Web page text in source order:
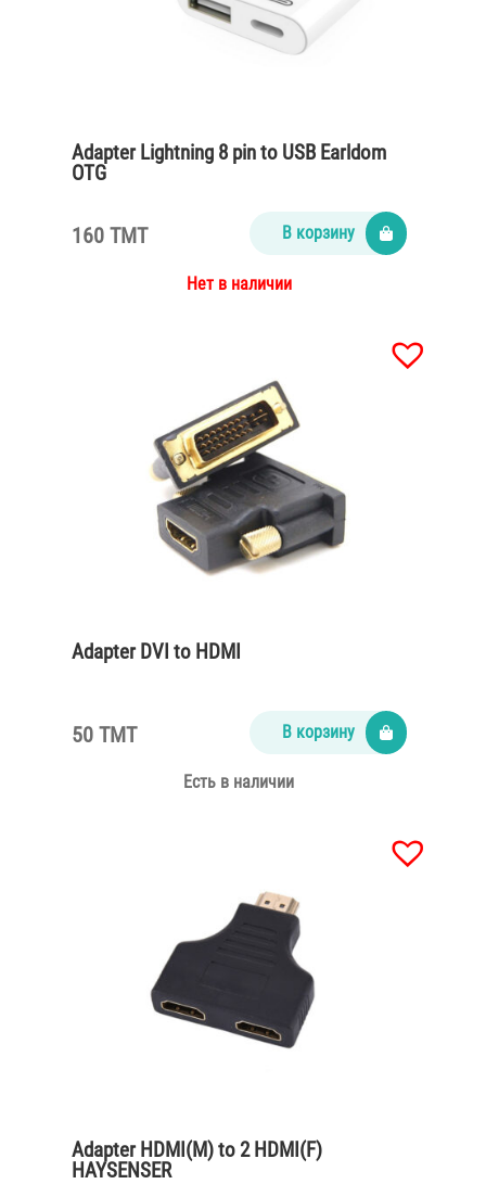
Adapter Lightning 8 pin to USB Earldom
OTG
160 TMT В корзину
Нет в наличии
Adapter DVI to HDMI
50 TMT В корзину
Есть в наличии
Adapter HDMI(M) to 2 HDMI(F)
HAYSENSER